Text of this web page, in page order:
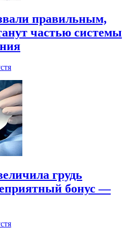
правильным,
частью системы
грудь
бонус —